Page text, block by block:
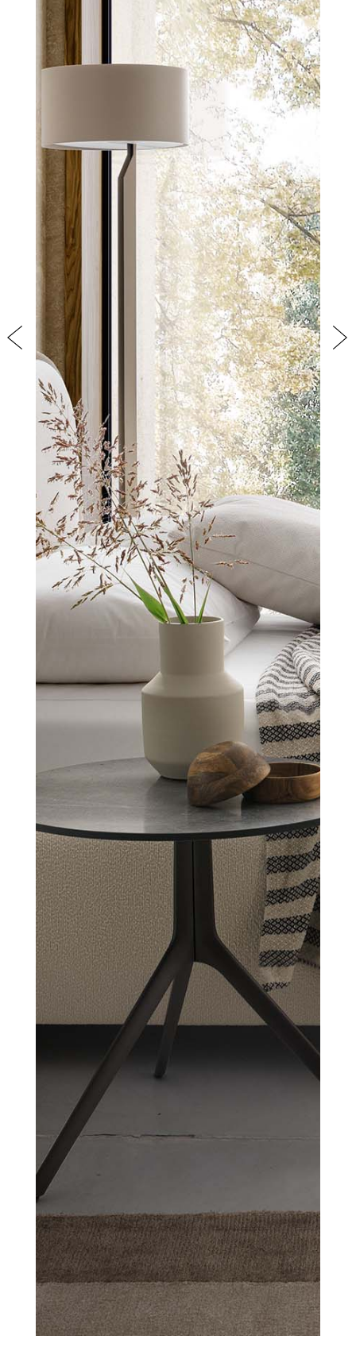
PRODOTTI
COLLEZIONI
NEW
RIVESTIMENTI
AZIENDA
CONTATTI
AREA RISERVATA
Previous